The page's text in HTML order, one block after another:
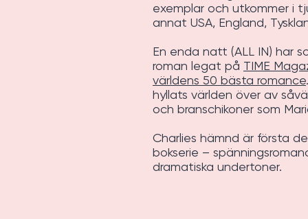
exemplar och utkommer i
annat USA, England,
En enda natt (ALL IN) har
roman legat på TIME
världens 50 bästa romance
hyllats världen över av
och branschikoner som
Charlies hämnd är första
bokserie –
dramatiska undertoner.